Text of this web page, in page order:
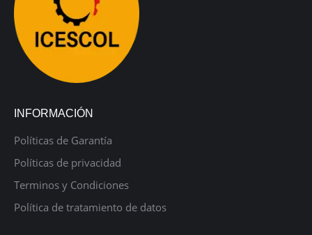
INFORMACIÓN
Políticas de Garantía
Políticas de privacidad
Terminos y Condiciones
Política de tratamiento de datos